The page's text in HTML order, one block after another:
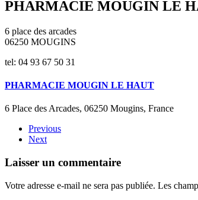
PHARMACIE MOUGIN LE
6 place des arcades
06250 MOUGINS
tel: 04 93 67 50 31
PHARMACIE MOUGIN LE HAUT
6 Place des Arcades, 06250 Mougins, France
Previous
Next
Laisser un commentaire
Votre adresse e-mail ne sera pas publiée. Les